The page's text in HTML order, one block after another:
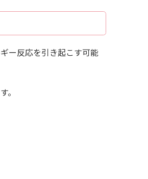
ー反応を引き起こす可能
。